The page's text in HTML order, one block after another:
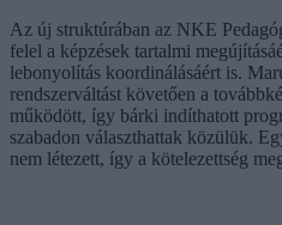
Az új struktúrában az NKE
felel a képzések tartalmi
lebonyolítás koordinálásáért is.
rendszerváltást követően a
működött, így bárki indíthatott
szabadon választhattak közülük.
nem létezett, így a kötelezettség